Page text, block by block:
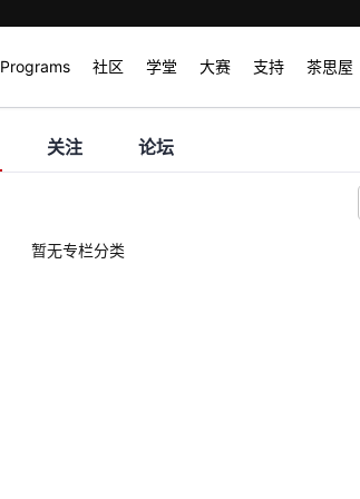
Programs 社区 学堂 大赛 支持 茶思屋
关注 论坛
暂无专栏分类